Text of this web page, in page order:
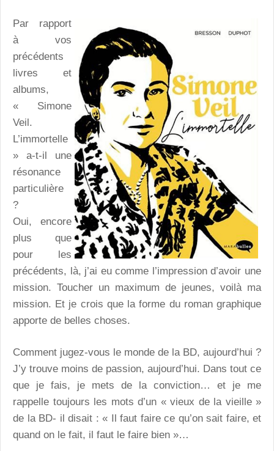
Par rapport
à vos
précédents
livres et
albums,
« Simone
Veil.
L’immortelle
» a-t-il une
résonance
particulière
?
Oui, encore
plus que
pour les
précédents, là, j’ai eu comme l’impression d’avoir une
mission. Toucher un maximum de jeunes, voilà ma
mission. Et je crois que la forme du roman graphique
apporte de belles choses.
Comment jugez-vous le monde de la BD, aujourd’hui ?
J’y trouve moins de passion, aujourd’hui. Dans tout ce
que je fais, je mets de la conviction… et je me
rappelle toujours les mots d’un « vieux de la vieille »
de la BD- il disait : « Il faut faire ce qu’on sait faire, et
quand on le fait, il faut le faire bien »…